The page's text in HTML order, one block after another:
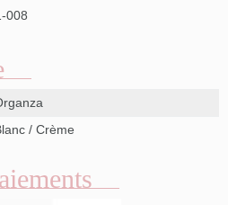
008
/ Crème